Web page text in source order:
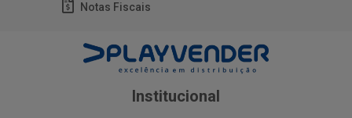
Notas Fiscais
Institucional